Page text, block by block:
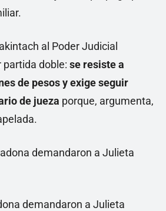
al Poder Judicial
partida doble: se resiste a
de pesos y exige seguir
de jueza porque, argumenta,
demandaron a Julieta